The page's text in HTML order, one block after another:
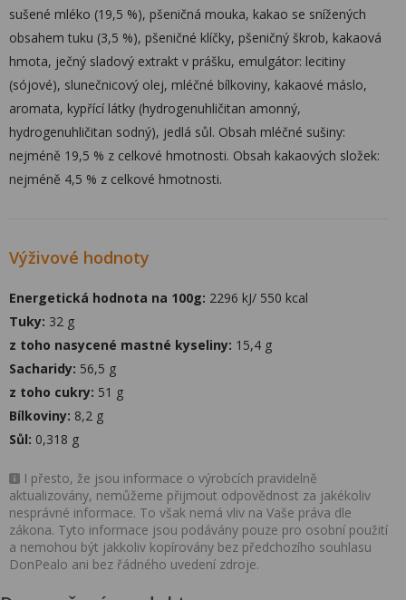
sušené mléko (19,5 %), pšeničná mouka, kakao se snížených
obsahem tuku (3,5 %), pšeničné klíčky, pšeničný škrob, kakaová
hmota, ječný sladový extrakt v prášku, emulgátor: lecitiny
(sójové), slunečnicový olej, mléčné bílkoviny, kakaové máslo,
aromata, kypřící látky (hydrogenuhličitan amonný,
hydrogenuhličitan sodný), jedlá sůl. Obsah mléčné sušiny:
nejméně 19,5 % z celkové hmotnosti. Obsah kakaových složek:
nejméně 4,5 % z celkové hmotnosti.
Výživové hodnoty
Energetická hodnota na 100g: 2296 kJ/ 550 kcal
Tuky: 32 g
z toho nasycené mastné kyseliny: 15,4 g
Sacharidy: 56,5 g
z toho cukry: 51 g
Bílkoviny: 8,2 g
Sůl: 0,318 g
I přesto, že jsou informace o výrobcích pravidelně
aktualizovány, nemůžeme přijmout odpovědnost za jakékoliv
nesprávné informace. To však nemá vliv na Vaše práva dle
zákona. Tyto informace jsou podávány pouze pro osobní použití
a nemohou být jakkoliv kopírovány bez předchozího souhlasu
DonPealo ani bez řádného uvedení zdroje.